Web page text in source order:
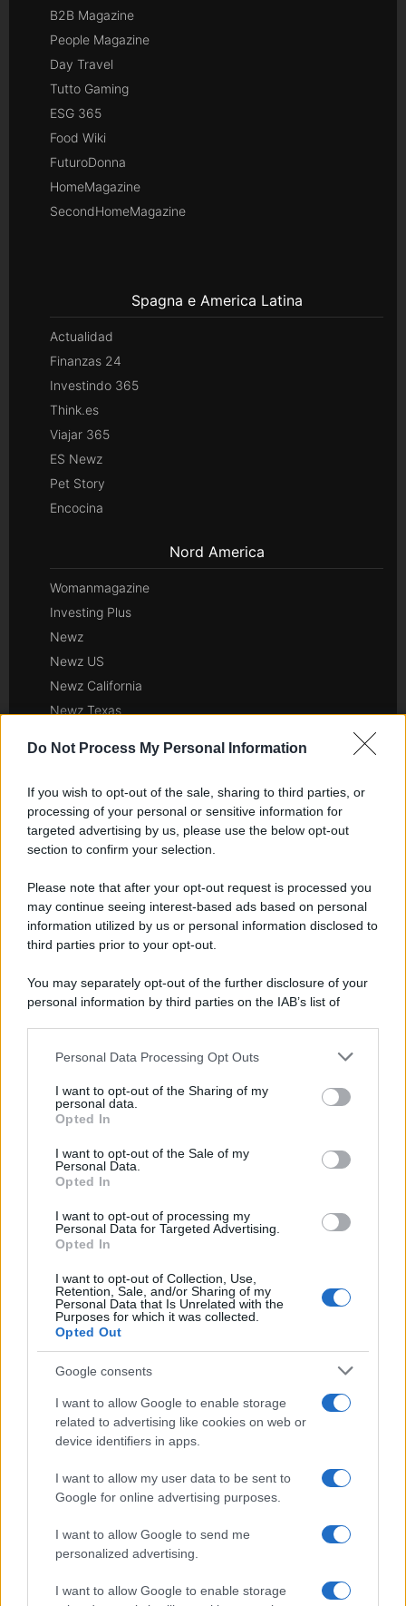
Do Not Process My Personal Information
If you wish to opt-out of the sale, sharing to third parties, or
processing of your personal or sensitive information for
targeted advertising by us, please use the below opt-out
section to confirm your selection.
Please note that after your opt-out request is processed you
may continue seeing interest-based ads based on personal
information utilized by us or personal information disclosed to
third parties prior to your opt-out.
You may separately opt-out of the further disclosure of your
personal information by third parties on the IAB’s list of
This information may also be disclosed by us to third parties
disclose it to other third parties.
Please note that this website/app uses one or more Google
services and may gather and store information including but
not limited to your visit or usage behaviour. You may click to
grant or deny consent to Google and its third-party tags to
consent section.
Personal Data Processing Opt Outs
I want to opt-out of the Sharing of my
personal data.
Opted In
I want to opt-out of the Sale of my
Personal Data.
Opted In
I want to opt-out of processing my
Personal Data for Targeted Advertising.
Opted In
I want to opt-out of Collection, Use,
Retention, Sale, and/or Sharing of my
Personal Data that Is Unrelated with the
Purposes for which it was collected.
Opted Out
Google consents
I want to allow Google to enable storage
related to advertising like cookies on web or
device identifiers in apps.
I want to allow my user data to be sent to
Google for online advertising purposes.
I want to allow Google to send me
personalized advertising.
I want to allow Google to enable storage
B2B Magazine
People Magazine
Day Travel
Tutto Gaming
ESG 365
Food Wiki
FuturoDonna
HomeMagazine
SecondHomeMagazine
Spagna e America Latina
Actualidad
Finanzas 24
Investindo 365
Think.es
Viajar 365
ES Newz
Pet Story
Encocina
Nord America
Womanmagazine
Investing Plus
Newz
Newz US
Newz California
Newz Texas
Newz Illinois
Newz Ohio
Gameland
Hig Tech Mag
Scoop Mag
Lgbtqia News
Motors Magazine 365
Day Travel 365
Home Magazine 365
Cineverse Magazine
SecondHomeMagazine
InvestirMag
Germania
UK
News Hub UK
Olanda
Investeren 24